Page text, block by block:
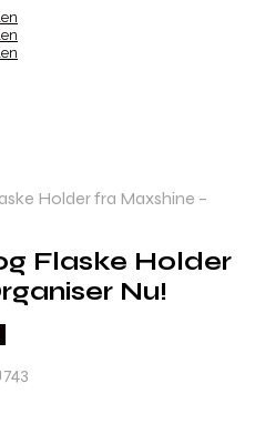
Holder fra Maxshine –
Flaske Holder
Nu!